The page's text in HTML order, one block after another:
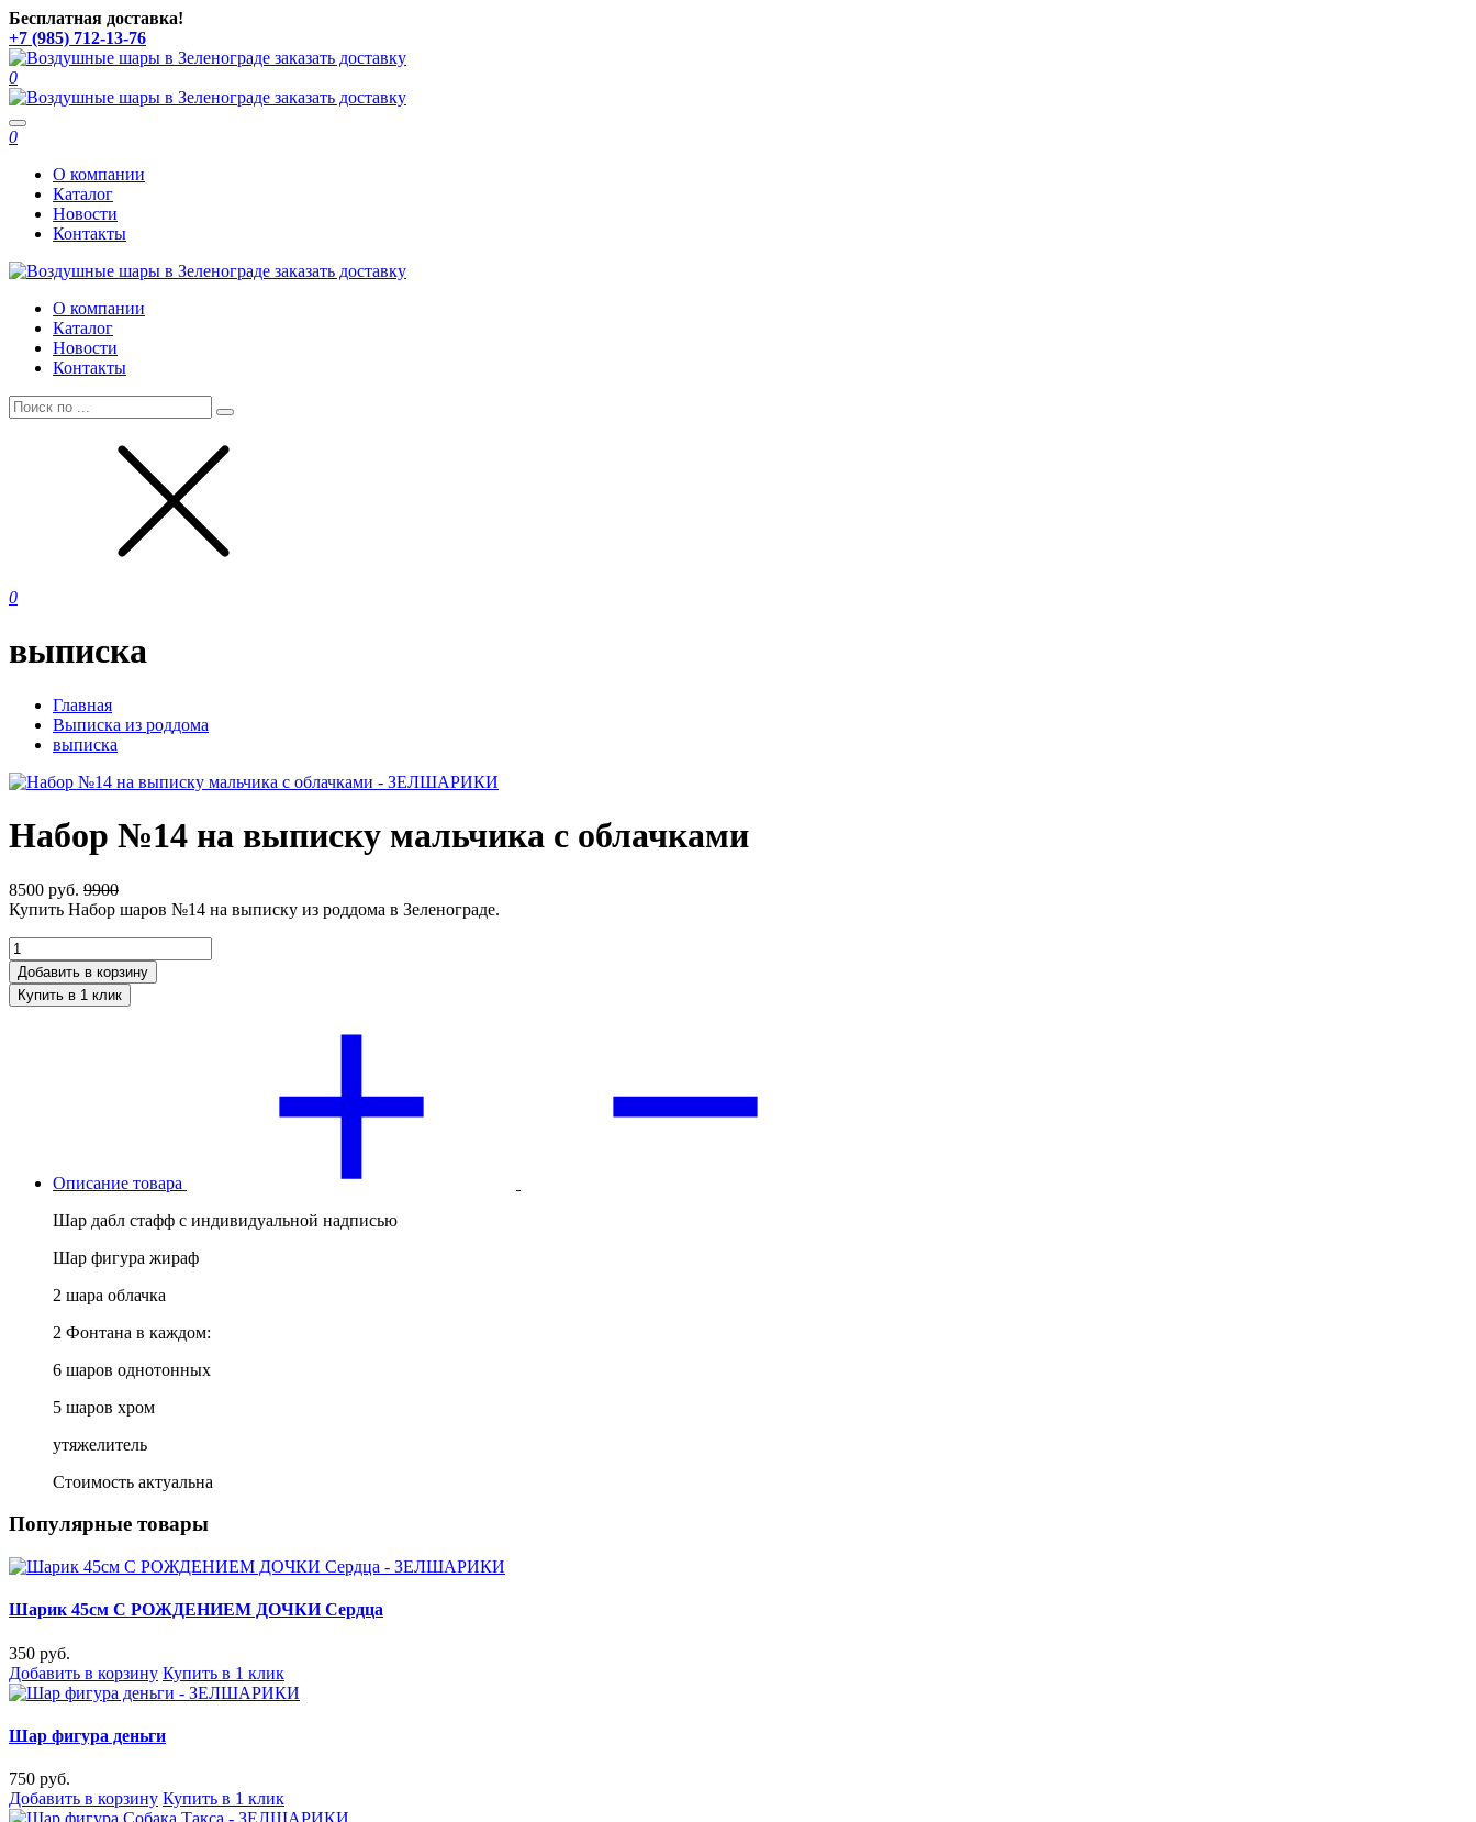
Бесплатная доставка!
+7 (985) 712-13-76
0
Toggle
navigation
0
О компании
Каталог
Новости
Контакты
О компании
Каталог
Новости
Контакты
0
выписка
Главная
Выписка из роддома
выписка
Набор №14 на выписку мальчика с облачками
8500 руб. 9900
Купить Набор шаров №14 на выписку из роддома в Зеленограде.
Добавить в корзину
Купить в 1 клик
Описание товара
Шар дабл стафф с индивидуальной надписью
Шар фигура жираф
2 шара облачка
2 Фонтана в каждом:
6 шаров однотонных
5 шаров хром
утяжелитель
Стоимость актуальна
Популярные товары
Шарик 45см С РОЖДЕНИЕМ ДОЧКИ Сердца
350 руб.
Добавить в корзину Купить в 1 клик
Шар фигура деньги
750 руб.
Добавить в корзину Купить в 1 клик